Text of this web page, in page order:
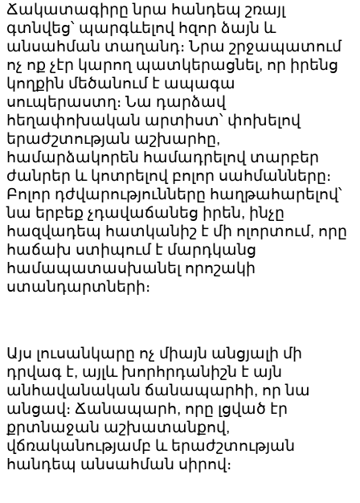
Ճակատագիրը նրա հանդեպ շռայլ
գտնվեց՝ պարգևելով հզոր ձայն և
անսահման տաղանդ։ Նրա շրջապատում
ոչ ոք չէր կարող պատկերացնել, որ իրենց
կողքին մեծանում է ապագա
սուպերաստղ։ Նա դարձավ
հեղափոխական արտիստ՝ փոխելով
երաժշտության աշխարհը,
համարձակորեն համադրելով տարբեր
ժանրեր և կոտրելով բոլոր սահմանները։
Բոլոր դժվարությունները հաղթահարելով՝
նա երբեք չդավաճանեց իրեն, ինչը
հազվադեպ հատկանիշ է մի ոլորտում, որը
հաճախ ստիպում է մարդկանց
համապատասխանել որոշակի
ստանդարտների։
Այս լուսանկարը ոչ միայն անցյալի մի
դրվագ է, այլև խորհրդանիշն է այն
անհավանական ճանապարհի, որ նա
անցավ։ Ճանապարհ, որը լցված էր
քրտնաջան աշխատանքով,
վճռականությամբ և երաժշտության
հանդեպ անսահման սիրով։